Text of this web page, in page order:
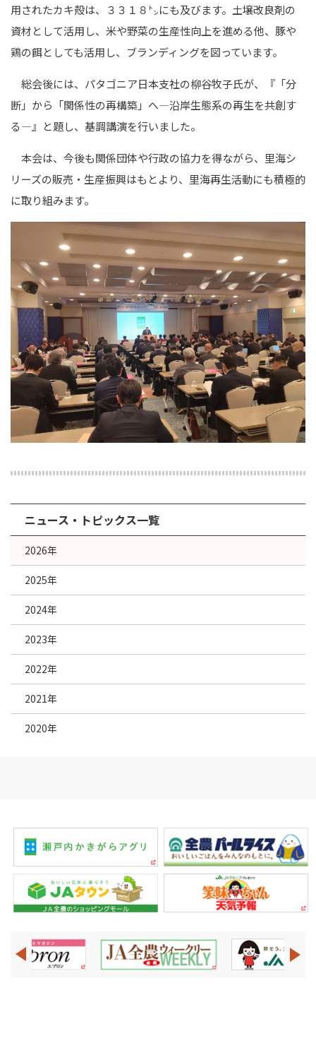
用されたカキ殻は、３３１８㌧にも及びます。土壌改良剤の
資材として活用し、米や野菜の生産性向上を進める他、豚や
鶏の餌としても活用し、ブランディングを図っています。
総会後には、パタゴニア日本支社の柳谷牧子氏が、『「分
断」から「関係性の再構築」へ―沿岸生態系の再生を共創す
る―』と題し、基調講演を行いました。
本会は、今後も関係団体や行政の協力を得ながら、里海シ
リーズの販売・生産振興はもとより、里海再生活動にも積極的
に取り組みます。
ニュース・トピックス一覧
2026年
2025年
2024年
2023年
2022年
2021年
2020年